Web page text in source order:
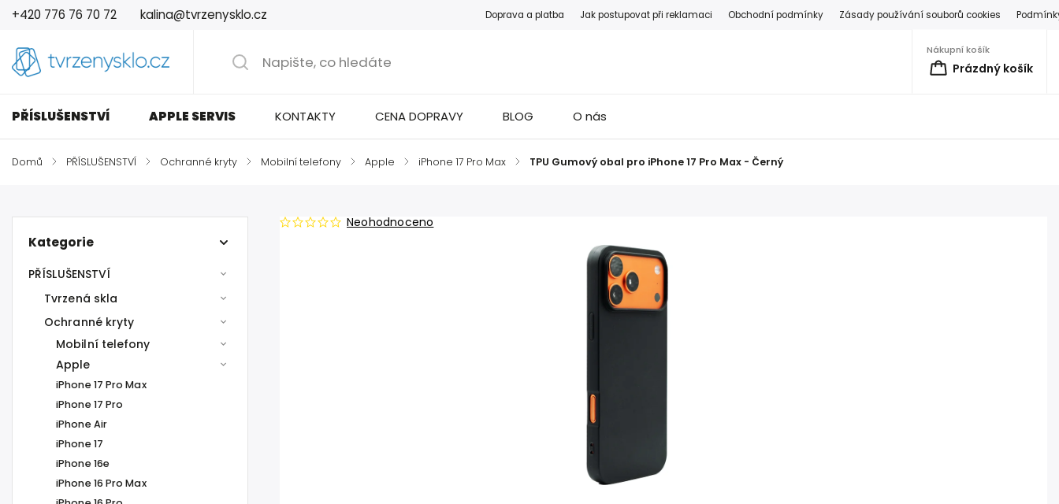
+420 776 76 70 72 kalina@tvrzenysklo.cz Doprava a platba Jak postupovat při reklamaci Obchodní podmínky Zásady používání souborů cookies
Nákupní košík
Prázdný košík
PŘÍSLUŠENSTVÍ APPLE SERVIS KONTAKTY CENA DOPRAVY BLOG O nás
Domů / PŘÍSLUŠENSTVÍ / Ochranné kryty / Mobilní telefony / Apple / iPhone 17 Pro Max / TPU Gumový obal pro iPhone 17 Pro Max - Černý
Kategorie
PŘÍSLUŠENSTVÍ
Tvrzená skla
Ochranné kryty
Mobilní telefony
Apple
iPhone 17 Pro Max
iPhone 17 Pro
iPhone Air
iPhone 17
iPhone 16e
iPhone 16 Pro Max
Neohodnoceno